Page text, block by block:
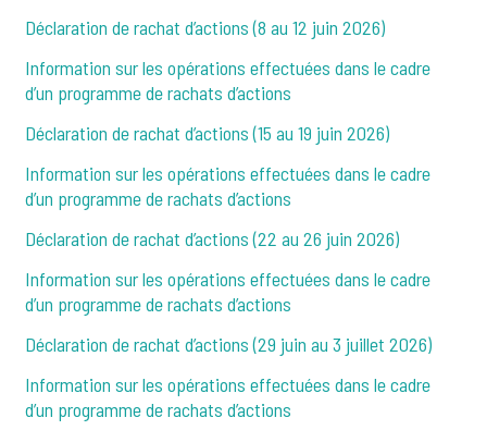
Déclaration de rachat d’actions (8 au 12 juin 2026)
Information sur les opérations effectuées dans le cadre
d’un programme de rachats d’actions
Déclaration de rachat d’actions (15 au 19 juin 2026)
Information sur les opérations effectuées dans le cadre
d’un programme de rachats d’actions
Déclaration de rachat d’actions (22 au 26 juin 2026)
Information sur les opérations effectuées dans le cadre
d’un programme de rachats d’actions
Déclaration de rachat d’actions (29 juin au 3 juillet 2026)
Information sur les opérations effectuées dans le cadre
d’un programme de rachats d’actions